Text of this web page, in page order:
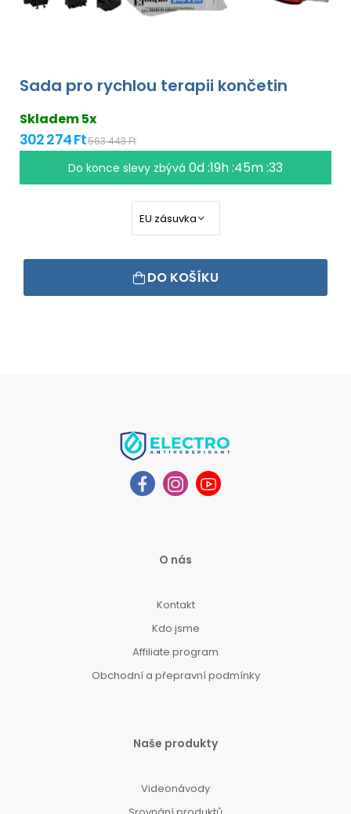
Sada pro rychlou terapii končetin
Skladem 5x
302 274 Ft563 443 Ft
Do konce slevy zbývá 0d :19h :45m :33
DO KOŠÍKU
O nás
Kontakt
Kdo jsme
Affiliate program
Obchodní a přepravní podmínky
Naše produkty
Videonávody